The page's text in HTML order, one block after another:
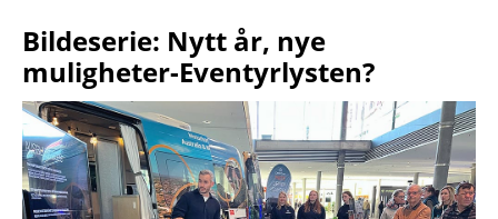
Bildeserie: Nytt år, nye
muligheter-Eventyrlysten?
IMG_3588.jpg
IMG_3589.jpg
IMG_3590.jpg
IMG_3591-
2.jpg
IMG_3593.jpg
IMG_3595.jpg
IMG_3597.jpg
IMG_3725.jpg
IMG_3757.jpg
IMG_3758.jpg
IMG_3779.jpg
IMG_3840-
2.jpg
IMG_3879-
2.jpg